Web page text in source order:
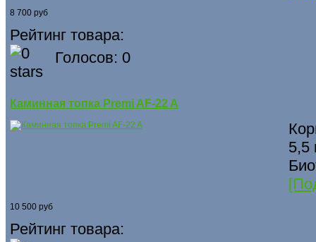
8 700 руб
Рейтинг товара:
Голосов: 0
Каминная топка Premi AF-22 A
5,5
10 500 руб
Рейтинг товара: